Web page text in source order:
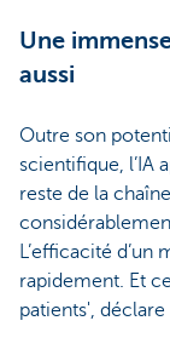
Une
aussi
Outre son
scientifique, l’IA
reste de la
L’efficacité
rapidement. Et
patients', déclare